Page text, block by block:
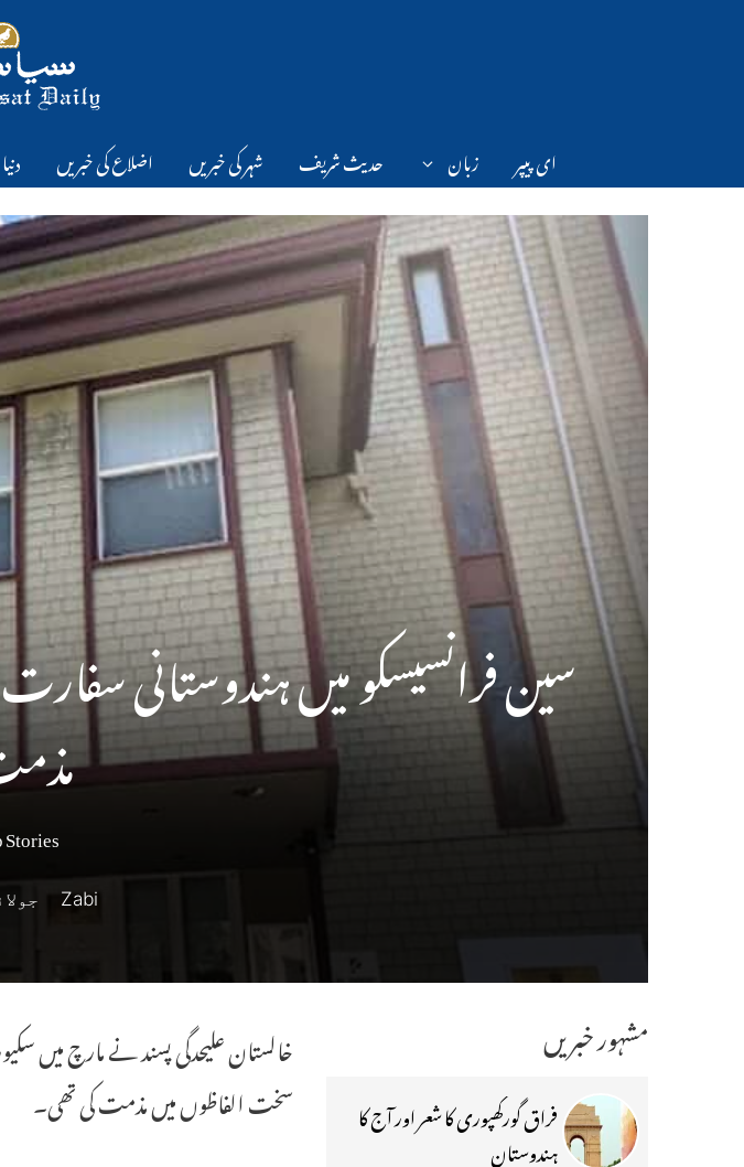
ای پیپر زبان حدیث شریف شہر کی خبریں اضلاع کی خبریں دنیا
سین فرانسیسکو میں ہندوستانی سفارت
Zabi جولائی
خالستان علیحدگی پسند نے مارچ میں
سخت الفاظوں میں مذمت کی تھی۔
مشہور خبریں
فراق گورکھپوری کا شعر اور آج کا
ہندوستان